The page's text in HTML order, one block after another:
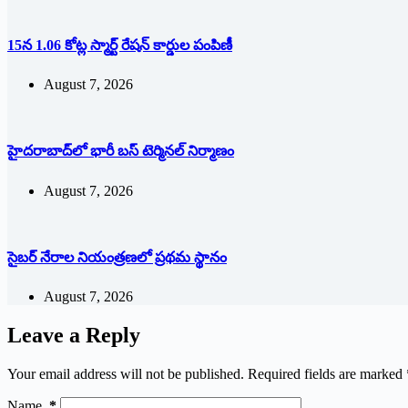
15న 1.06 కోట్ల స్మార్ట్ రేషన్ కార్డుల పంపిణీ
August 7, 2026
హైదరాబాద్‌లో భారీ బస్‌ ‌టెర్మినల్‌ ‌నిర్మాణం
August 7, 2026
సైబర్ నేరాల నియంత్రణలో ప్రథమ స్థానం
August 7, 2026
Leave a Reply
Your email address will not be published. Required fields are marked